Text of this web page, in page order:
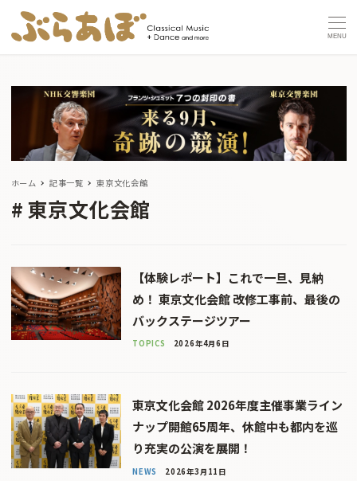
MENU
ホーム 記事一覧 東京文化会館
東京文化会館
【体験レポート】これで一旦、見納
め！ 東京文化会館 改修工事前、最後の
バックステージツアー
TOPICS 2026年4月6日
東京文化会館 2026年度主催事業ライン
ナップ――開館65周年、休館中も都内を巡
り充実の公演を展開！
NEWS 2026年3月11日